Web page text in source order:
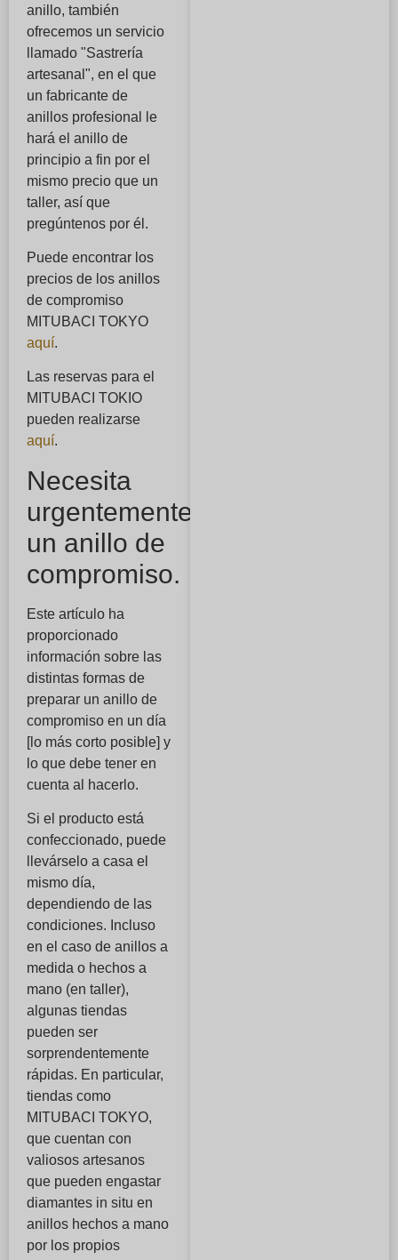
anillo, también
ofrecemos un servicio
llamado "Sastrería
artesanal", en el que
un fabricante de
anillos profesional le
hará el anillo de
principio a fin por el
mismo precio que un
taller, así que
pregúntenos por él.
Puede encontrar los
precios de los anillos
de compromiso
MITUBACI TOKYO
aquí.
Las reservas para el
MITUBACI TOKIO
pueden realizarse
aquí.
Necesita
urgentemente
un anillo de
compromiso.
Este artículo ha
proporcionado
información sobre las
distintas formas de
preparar un anillo de
compromiso en un día
[lo más corto posible] y
lo que debe tener en
cuenta al hacerlo.
Si el producto está
confeccionado, puede
llevárselo a casa el
mismo día,
dependiendo de las
condiciones. Incluso
en el caso de anillos a
medida o hechos a
mano (en taller),
algunas tiendas
pueden ser
sorprendentemente
rápidas. En particular,
tiendas como
MITUBACI TOKYO,
que cuentan con
valiosos artesanos
que pueden engastar
diamantes in situ en
anillos hechos a mano
por los propios